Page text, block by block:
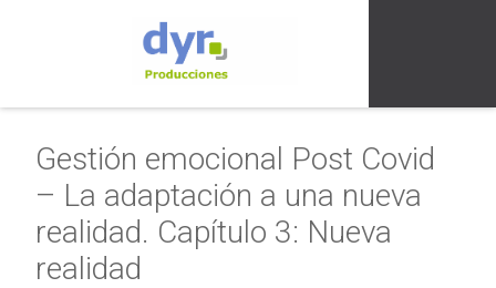
Gestión emocional Post Covid
– La adaptación a una nueva
realidad. Capítulo 3: Nueva
realidad